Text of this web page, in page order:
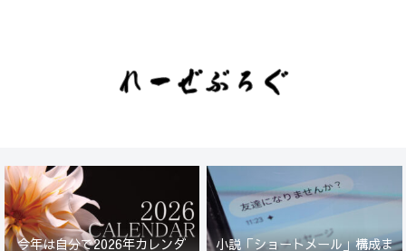
今年は自分で2026年カレンダ
小説「ショートメール」構成ま